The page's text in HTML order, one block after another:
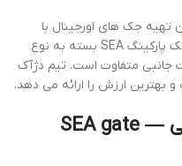
تهیه جک های اورجینال با
را فراهم می کند. قیمت جک پارکینگ SEA بسته به نوع
جانبی متفاوت است. تیم دژآک
ارزش را ارائه می دهد.
جک پارکینگ SEA با گارانتی — SEA gate